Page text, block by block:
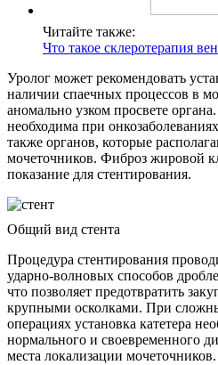
Читайте также:
Что такое склеротерапия
Уролог может рекомендовать
наличии спаечных процессов в
аномально узком просвете
необходима при
также органов, которые
мочеточников. Фиброз жировой
показание для стентирования.
Общий вид стента
Процедура стентирования
ударно-волновых способов
что позволяет предотвратить
крупными осколками. При
операциях установка катетера
нормального и своевременного
места локализации мочеточников.